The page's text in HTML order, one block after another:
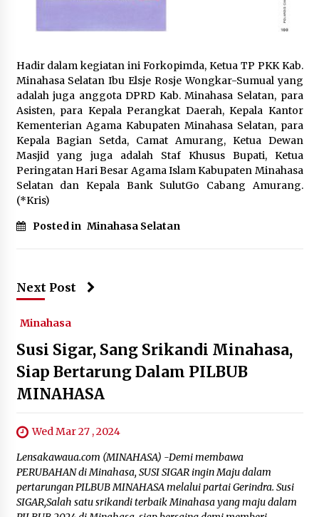
Hadir dalam kegiatan ini Forkopimda, Ketua TP PKK Kab.
Minahasa Selatan Ibu Elsje Rosje Wongkar-Sumual yang
adalah juga anggota DPRD Kab. Minahasa Selatan, para
Asisten, para Kepala Perangkat Daerah, Kepala Kantor
Kementerian Agama Kabupaten Minahasa Selatan, para
Kepala Bagian Setda, Camat Amurang, Ketua Dewan
Masjid yang juga adalah Staf Khusus Bupati, Ketua
Peringatan Hari Besar Agama Islam Kabupaten Minahasa
Selatan dan Kepala Bank SulutGo Cabang Amurang.
(*Kris)
Posted in Minahasa Selatan
Next Post
Minahasa
Susi Sigar, Sang Srikandi Minahasa,
Siap Bertarung Dalam PILBUB
MINAHASA
Wed Mar 27 , 2024
Lensakawaua.com (MINAHASA) -Demi membawa
PERUBAHAN di Minahasa, SUSI SIGAR ingin Maju dalam
pertarungan PILBUB MINAHASA melalui partai Gerindra. Susi
SIGAR,Salah satu srikandi terbaik Minahasa yang maju dalam